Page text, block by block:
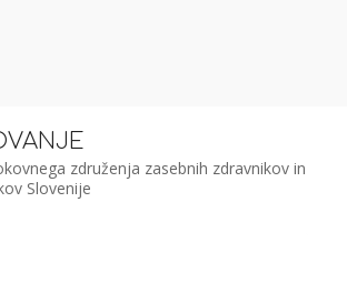
združenja zasebnih zdravnikov in
Slovenije